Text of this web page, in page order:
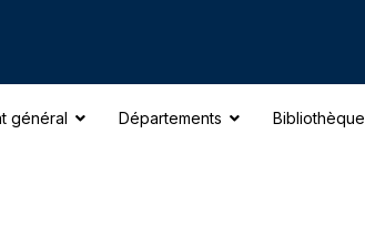
général Départements Bibliothèque